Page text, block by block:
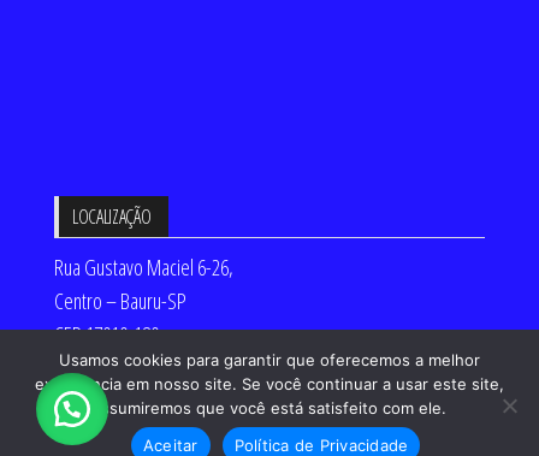
LOCALIZAÇÃO
Rua Gustavo Maciel 6-26,
Centro – Bauru-SP
CEP 17010-180
Desenvolvido por:
Usamos cookies para garantir que oferecemos a melhor
experiência em nosso site. Se você continuar a usar este site,
assumiremos que você está satisfeito com ele.
Aceitar
Política de Privacidade